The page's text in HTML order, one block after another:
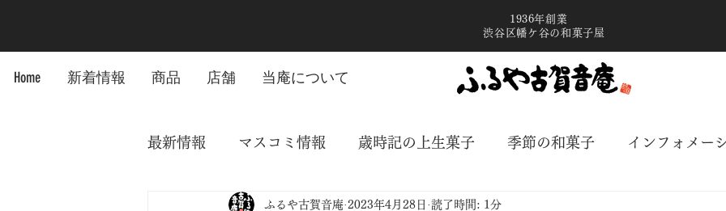
Home 新着情報 商品 店舗 当庵について
1936年創業
渋谷区幡ケ谷の和菓子屋
最新情報 マスコミ情報 歳時記の上生菓子 季節の和菓子 インフォメー
ふるや古賀音庵 2023年4月28日 読了時間: 1分